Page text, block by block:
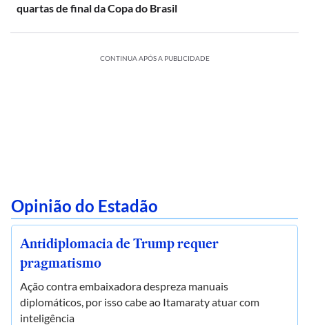
quartas de final da Copa do Brasil
CONTINUA APÓS A PUBLICIDADE
Opinião do Estadão
Antidiplomacia de Trump requer
pragmatismo
Ação contra embaixadora despreza manuais
diplomáticos, por isso cabe ao Itamaraty atuar com
inteligência